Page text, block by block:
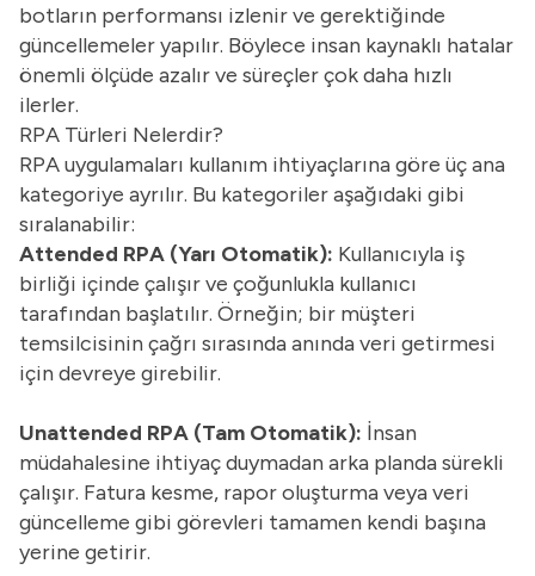
botların performansı izlenir ve gerektiğinde
güncellemeler yapılır. Böylece insan kaynaklı hatalar
önemli ölçüde azalır ve süreçler çok daha hızlı
ilerler.
RPA Türleri Nelerdir?
RPA uygulamaları kullanım ihtiyaçlarına göre üç ana
kategoriye ayrılır. Bu kategoriler aşağıdaki gibi
sıralanabilir:
Attended RPA (Yarı Otomatik): Kullanıcıyla iş
birliği içinde çalışır ve çoğunlukla kullanıcı
tarafından başlatılır. Örneğin; bir müşteri
temsilcisinin çağrı sırasında anında veri getirmesi
için devreye girebilir.
Unattended RPA (Tam Otomatik): İnsan
müdahalesine ihtiyaç duymadan arka planda sürekli
çalışır. Fatura kesme, rapor oluşturma veya veri
güncelleme gibi görevleri tamamen kendi başına
yerine getirir.